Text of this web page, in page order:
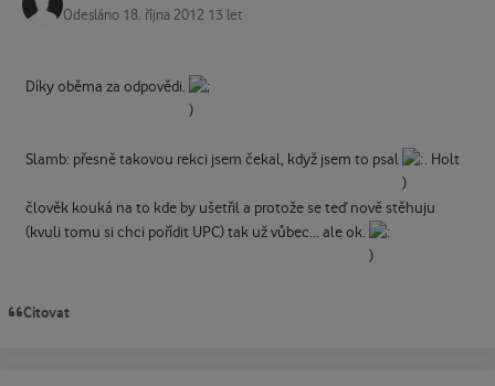
Odesláno 18. října 2012 13 let
Díky oběma za odpovědi.
Slamb: přesně takovou rekci jsem čekal, když jsem to psal . Holt
člověk kouká na to kde by ušetřil a protože se teď nově stěhuju
(kvuli tomu si chci pořídit UPC) tak už vůbec... ale ok.
Citovat